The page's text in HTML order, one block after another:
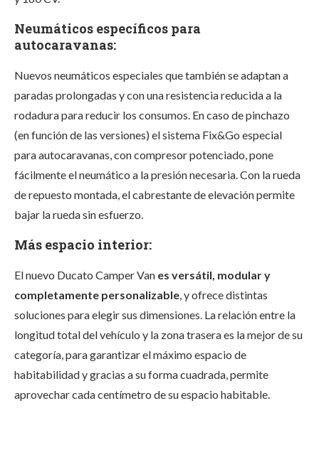
Neumáticos específicos para
autocaravanas:
​Nuevos neumáticos especiales que también se adaptan a
paradas prolongadas y con una resistencia reducida a la
rodadura para reducir los consumos. En caso de pinchazo
(en función de las versiones) el sistema Fix&Go especial
para autocaravanas, con compresor potenciado, pone
fácilmente el neumático a la presión necesaria. Con la rueda
de repuesto montada, el cabrestante de elevación permite
bajar la rueda sin esfuerzo.
Más espacio interior:
El nuevo Ducato Camper Van es versátil, modular y
completamente personalizable, y ofrece distintas
soluciones para elegir sus dimensiones. La relación entre la
longitud total del vehículo y la zona trasera es la mejor de su
categoría, para garantizar el máximo espacio de
habitabilidad y gracias a su forma cuadrada, permite
aprovechar cada centímetro de su espacio habitable.